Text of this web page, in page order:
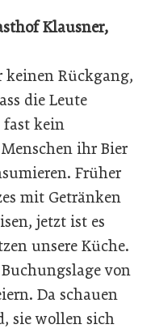
Klausner,
Rückgang,
die Leute
fast kein
ihr Bier
Früher
mit Getränken
jetzt ist es
unsere Küche.
von
Da schauen
sie wollen sich